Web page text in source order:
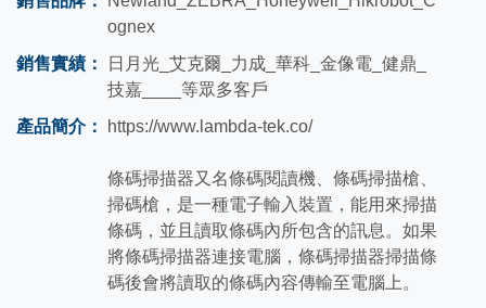
ognex
銷售實績：
日月光_艾克爾_力成_華科_金像電_健鼎_
技嘉____等眾多客戶
產品簡介：
https://www.lambda-tek.co/
條碼掃描器又名條碼閱讀機、條碼掃描槍、
掃碼槍，是一種電子輸入裝置，能用來掃描
條碼，並且讀取條碼內所包含的訊息。如果
將條碼掃描器連接電腦，條碼掃描器掃描條
碼後會將讀取的條碼內容傳輸至電腦上。